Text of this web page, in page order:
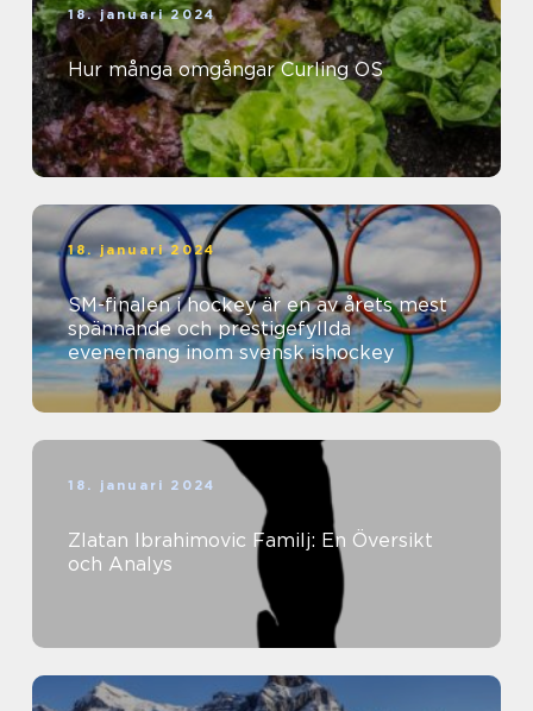
18. januari 2024
Hur många omgångar Curling OS
18. januari 2024
SM-finalen i hockey är en av årets mest
spännande och prestigefyllda
evenemang inom svensk ishockey
18. januari 2024
Zlatan Ibrahimovic Familj: En Översikt
och Analys